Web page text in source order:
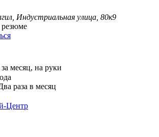
Индустриальная улица, 80к9
за месяц, на руки
раза в месяц
Центр